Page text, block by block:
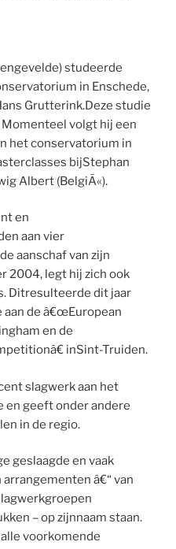
studeerde
in Enschede,
Grutterink.Deze studie
volgt hij een
het conservatorium in
bijStephan
Albert (BelgiÃ«).
en
aan vier
aanschaf van zijn
2004, legt hij zich ook
Ditresulteerde dit jaar
aan de â€œEuropean
en de
inSint-Truiden.
slagwerk aan het
en geeft onder andere
in de regio.
geslaagde en vaak
â€“ van
– op zijnnaam staan.
voorkomende